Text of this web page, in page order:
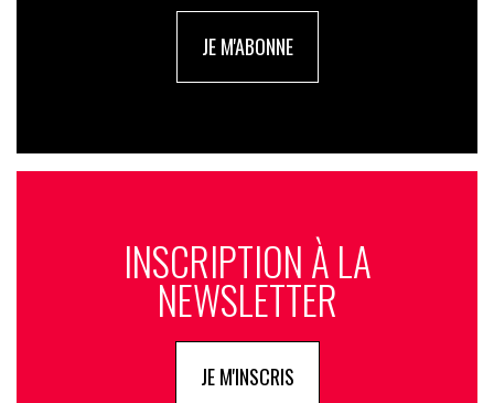
JE M'ABONNE
INSCRIPTION À LA
NEWSLETTER
JE M'INSCRIS